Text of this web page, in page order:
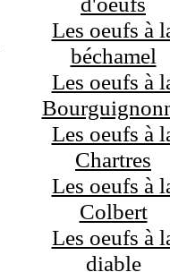
Les oeufs à
béchamel
Les oeufs à
Les oeufs à
Chartres
Les oeufs à
Colbert
Les oeufs à
diable